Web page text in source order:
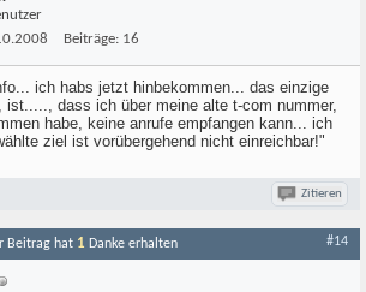
Beiträge: 16
ich habs jetzt hinbekommen... das einzige
ist....., dass ich über meine alte t-com nummer,
habe, keine anrufe empfangen kann... ich
ziel ist vorübergehend nicht einreichbar!"
Zitieren
Beitrag hat 1 Danke erhalten #14